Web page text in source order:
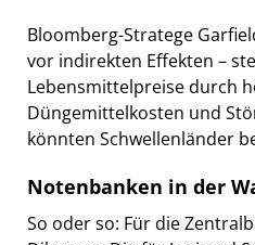
Bloomberg-Stratege
vor indirekten Effekten –
Lebensmittelpreise durch
Düngemittelkosten und
könnten Schwellenländer
Notenbanken in der
So oder so: Für die